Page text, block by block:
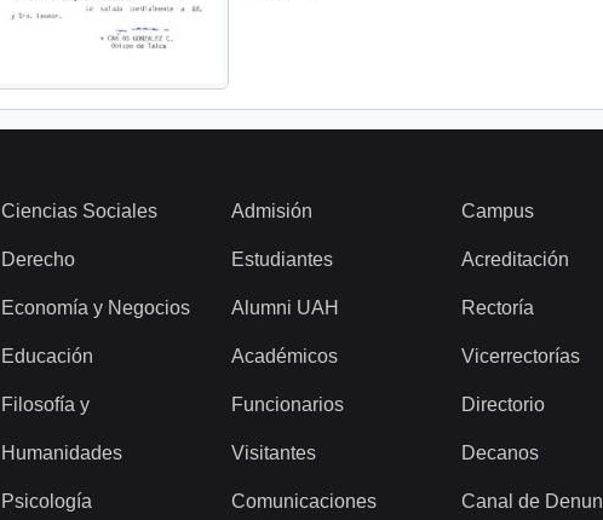
Ciencias Sociales
Derecho
Economía y Negocios
Educación
Filosofía y
Humanidades
Psicología
Admisión
Estudiantes
Alumni UAH
Académicos
Funcionarios
Visitantes
Comunicaciones
Campus
Acreditación
Rectoría
Vicerrectorías
Directorio
Decanos
Canal de